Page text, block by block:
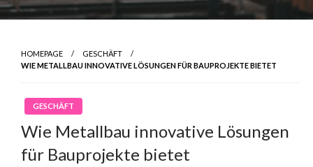
HOMEPAGE
GESCHÄFT
WIE METALLBAU INNOVATIVE LÖSUNGEN FÜR BAUPROJEKTE BIETET
GESCHÄFT
Wie Metallbau innovative Lösungen
für Bauprojekte bietet